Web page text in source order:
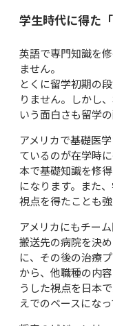
学生時代に得た
英語で専門知識を
ません。
とくに留学初期の
りません。しかし
いう面白さも留学の
アメリカで基礎医
ているのが在学時
本で基礎知識を修
になります。また
視点を得たことも強
アメリカにもチー
搬送先の病院を決
に、その後の治療
から、他職種の内
うした視点を日本
えでのベースになっ